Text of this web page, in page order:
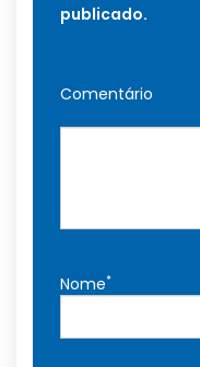
publicado.
Comentário
Nome*